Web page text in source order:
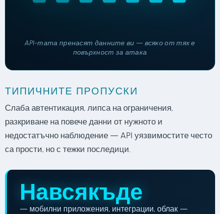
API-тата пренасят данните ви — всяко от тях е
повърхност за атака
ТИПИЧНИТЕ ПРОПУСКИ
Слаба автентикация, липса на ограничения,
разкриване на повече данни от нужното и
недостатъчно наблюдение — API уязвимостите често
са прости, но с тежки последици.
Навсякъде
— мобилни приложения, интеграции, облак —